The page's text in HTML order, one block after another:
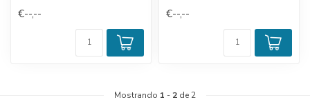
€--,-- €--,--
Mostrando 1 - 2 de 2